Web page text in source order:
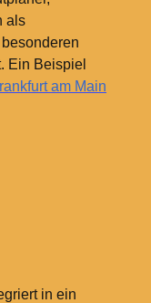
als
Ein Beispiel
am Main
in ein